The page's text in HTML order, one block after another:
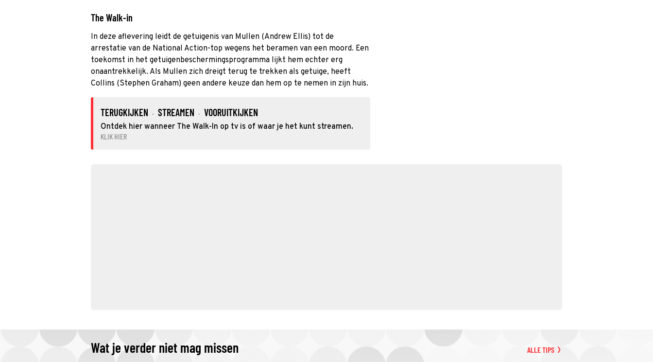
The Walk-in
In deze aflevering leidt de getuigenis van Mullen (Andrew Ellis) tot de
arrestatie van de National Action-top wegens het beramen van een moord. Een
toekomst in het getuigenbeschermingsprogramma lijkt hem echter erg
onaantrekkelijk. Als Mullen zich dreigt terug te trekken als getuige, heeft
Collins (Stephen Graham) geen andere keuze dan hem op te nemen in zijn huis.
TERUGKIJKEN · STREAMEN · VOORUITKIJKEN
Ontdek hier wanneer The Walk-In op tv is of waar je het kunt streamen.
KLIK HIER
Wat je verder niet mag missen ALLE TIPS